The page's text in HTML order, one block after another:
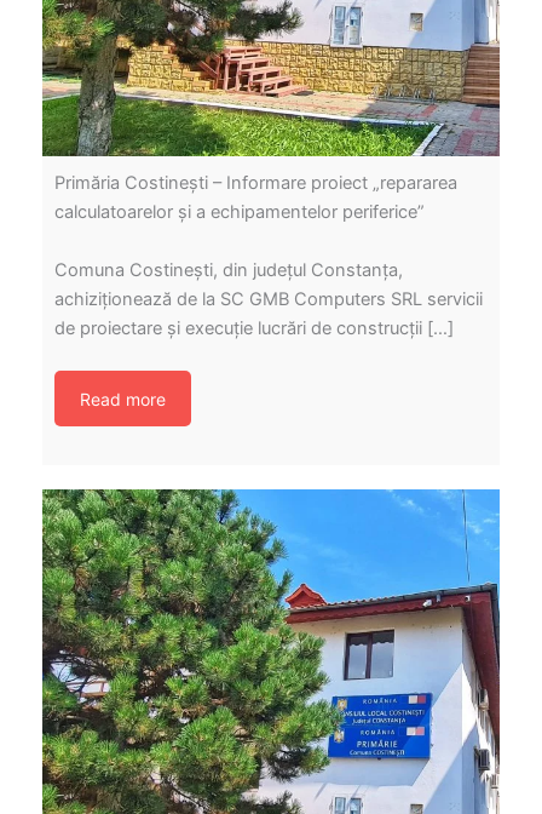
Primăria Costinești – Informare proiect „repararea
calculatoarelor și a echipamentelor periferice”
Comuna Costinești, din județul Constanța,
achiziționează de la SC GMB Computers SRL servicii
de proiectare și execuție lucrări de construcții […]
Read more